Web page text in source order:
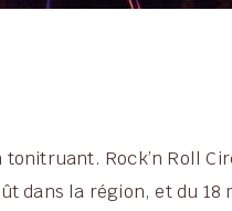
Rock’n Roll
dans la région, et du 18